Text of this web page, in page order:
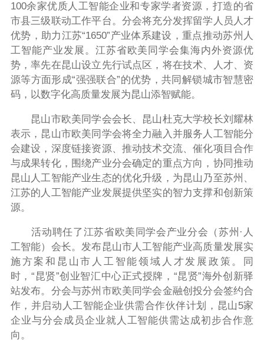
100余家优质人工智能企业和专家学者资源，打造的省
市县三级联动工作平台。分会将充分发挥留学人员人才
优势，助力江苏“1650”产业体系建设，重点推动苏州人
工智能产业发展。江苏省欧美同学会集海内外资源优
势，率先在昆山设立先行试点区，将在技术、人才、资
源等方面形成“强强联合”的优势，共同解锁城市智慧密
码，以数字化高质量发展为昆山添智赋能。
昆山市欧美同学会会长、昆山杜克大学校长刘耀林
表示，昆山市欧美同学会将全力融入并服务人工智能分
会建设，深度链接资源、推动技术交流、催化项目合作
与成果转化，围绕产业分会确定的重点方向，协同推动
昆山人工智能产业生态的优化升级，为昆山乃至苏州、
江苏的人工智能产业发展提供坚实的智力支撑和创新策
源。
活动聘任了江苏省欧美同学会产业分会（苏州·人
工智能）会长。发布昆山市人工智能产业高质量发展实
施方案和昆山市人工智能领域人才发展政策。同
时，“昆贤”创业智汇中心正式授牌，“昆贤”海外创新驿
站发布。分会与苏州市欧美同学会金融创投分会签约合
作，并启动人工智能企业供需合作伙伴计划，昆山5家
企业与分会成员企业就人工智能供需达成初步合作意
向。